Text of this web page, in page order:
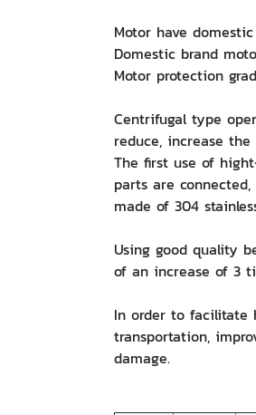
Motor have
Domestic brand
Motor protection
Centrifugal type
reduce, increase
The first use of
parts are
made of 304
Using good quality
of an increase of 3
In order to facilitate
transportation,
damage.